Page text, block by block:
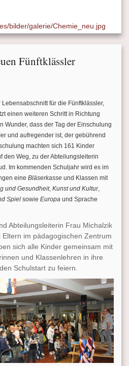
bilder/galerie/Chemie_neu.jpg
Fünftklässler
für die Fünftklässler,
einen weiteren Schritt in Richtung
Wunder, dass der Tag der Einschulung
und aufregender ist, der gebührend
machten sich 161 Kinder
den Weg, zu der Abteilungsleiterin
Im kommenden Schuljahr wird es im
eine Bläserkasse und Klassen mit
und Gesundheit, Kunst und Kultur,
Spiel sowie Europa und Sprache
Abteilungsleiterin Frau Michalzik
im pädagogischen Zentrum
sich alle Kinder gemeinsam mit
und Klassenlehren in ihre
Schulstart zu feiern.